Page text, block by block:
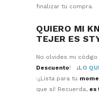
finalizar tu compra.
QUIERO MI
TEJER ES
No olvides mi código
Descuento! ¡LO
:¿Lista para tu
que sí! Recuerda, es